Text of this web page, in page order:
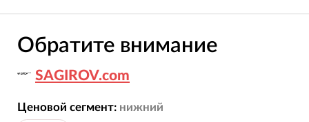
Обратите внимание
SAGIROV.com
Ценовой сегмент: нижний